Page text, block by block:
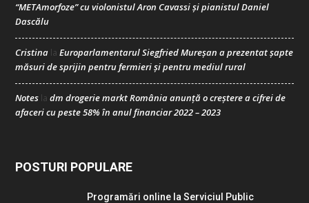
“METAmorfoze” cu violonistul Aron Cavassi și pianistul Daniel
Dascălu
Cristina la Europarlamentarul Siegfried Mureșan a prezentat șapte
măsuri de sprijin pentru fermieri și pentru mediul rural
Notes la dm drogerie markt România anunță o creștere a cifrei de
afaceri cu peste 58% în anul financiar 2022 – 2023
POSTURI POPULARE
Programări online la Serviciul Public